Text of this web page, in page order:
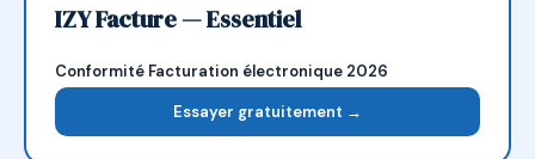
IZY Facture — Essentiel
Conformité Facturation électronique 2026
Essayer gratuitement →